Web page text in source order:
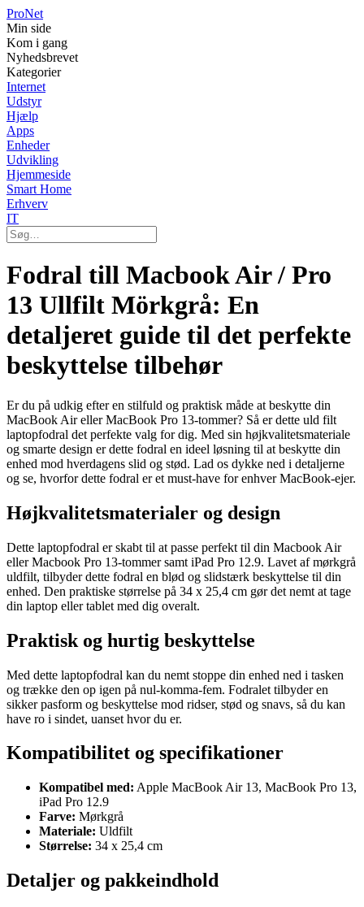
ProNet
Min side
Kom i gang
Nyhedsbrevet
Kategorier
Internet
Udstyr
Hjælp
Apps
Enheder
Udvikling
Hjemmeside
Smart Home
Erhverv
IT
Fodral till Macbook Air / Pro
13 Ullfilt Mörkgrå: En
detaljeret guide til det perfekte
beskyttelse tilbehør
Er du på udkig efter en stilfuld og praktisk måde at beskytte din
MacBook Air eller MacBook Pro 13-tommer? Så er dette uld filt
laptopfodral det perfekte valg for dig. Med sin højkvalitetsmateriale
og smarte design er dette fodral en ideel løsning til at beskytte din
enhed mod hverdagens slid og stød. Lad os dykke ned i detaljerne
og se, hvorfor dette fodral er et must-have for enhver MacBook-ejer.
Højkvalitetsmaterialer og design
Dette laptopfodral er skabt til at passe perfekt til din Macbook Air
eller Macbook Pro 13-tommer samt iPad Pro 12.9. Lavet af mørkgrå
uldfilt, tilbyder dette fodral en blød og slidstærk beskyttelse til din
enhed. Den praktiske størrelse på 34 x 25,4 cm gør det nemt at tage
din laptop eller tablet med dig overalt.
Praktisk og hurtig beskyttelse
Med dette laptopfodral kan du nemt stoppe din enhed ned i tasken
og trække den op igen på nul-komma-fem. Fodralet tilbyder en
sikker pasform og beskyttelse mod ridser, stød og snavs, så du kan
have ro i sindet, uanset hvor du er.
Kompatibilitet og specifikationer
Kompatibel med: Apple MacBook Air 13, MacBook Pro 13,
iPad Pro 12.9
Farve: Mørkgrå
Materiale: Uldfilt
Størrelse: 34 x 25,4 cm
Detaljer og pakkeindhold